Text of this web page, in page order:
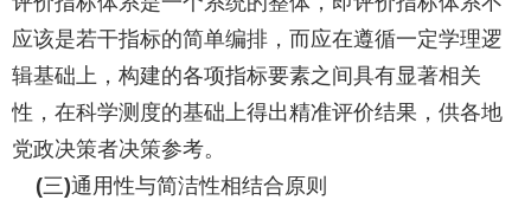
应该是若干指标的简单编排，而应在遵循一定学理逻
辑基础上，构建的各项指标要素之间具有显著相关
性，在科学测度的基础上得出精准评价结果，供各地
党政决策者决策参考。
(三)通用性与简洁性相结合原则